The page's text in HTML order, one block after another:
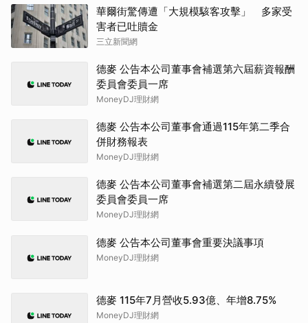
華爾街驚傳遭「大規模駭客攻擊」 多家受
害者已吐贖金
三立新聞網
德麥 公告本公司董事會補選第六屆薪資報酬
委員會委員一席
MoneyDJ理財網
德麥 公告本公司董事會通過115年第二季合
併財務報表
MoneyDJ理財網
德麥 公告本公司董事會補選第二屆永續發展
委員會委員一席
MoneyDJ理財網
德麥 公告本公司董事會重要決議事項
MoneyDJ理財網
德麥 115年7月營收5.93億、年增8.75%
MoneyDJ理財網